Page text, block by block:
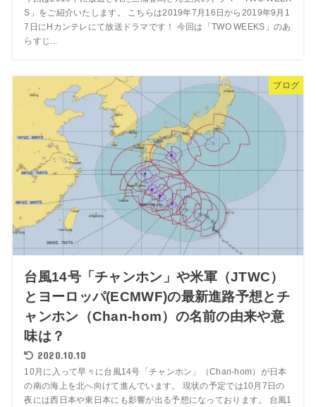
S」をご紹介いたします。 こちらは2019年7月16日から2019年9月1
7日にHカンテレにて放送ドラマです！ 今回は「TWO WEEKS」のあ
らすじ...
ブログ
台風14号「チャンホン」や米軍（JTWC）
とヨーロッパ(ECMWF)の最新進路予想とチ
ャンホン（Chan-hom）の名前の由来や意
味は？
2020.10.10
10月に入って早々に台風14号「チャンホン」（Chan-hom）が日本
の南の海上を北へ向けて進んでいます。 現状の予定では10月7日の
夜には西日本や東日本にも影響が出る予想になっております。 台風1